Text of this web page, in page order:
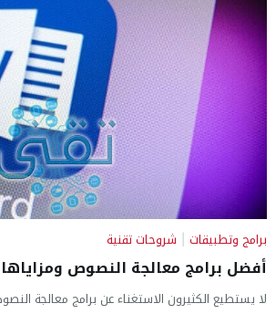
برامج وتطبيقات | شروحات تقنية
أفضل برامج معالجة النصوص
لا يستطيع الكثيرون الاستغناء عن برامج معالجة